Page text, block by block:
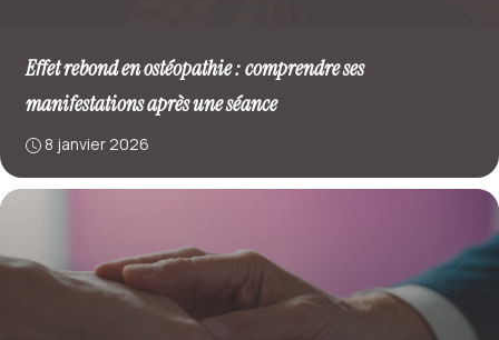
Effet rebond en ostéopathie : comprendre ses
manifestations après une séance
8 janvier 2026